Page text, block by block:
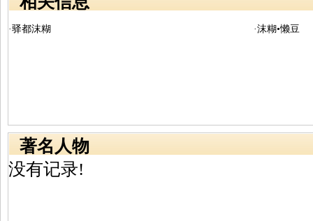
·驿都沫糊 ·沫糊•懒豆
著名人物
没有记录!